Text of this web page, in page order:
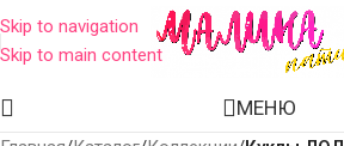
Skip to navigation
Skip to main content
МЕНЮ